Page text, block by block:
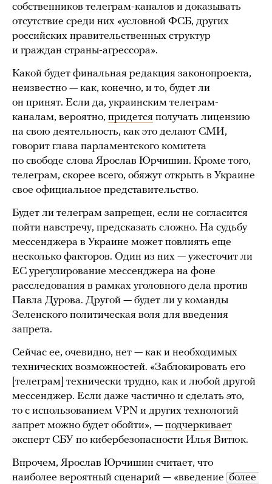
собственников телеграм-каналов и доказывать
отсутствие среди них «условной ФСБ, других
российских правительственных структур
и граждан страны-агрессора».
Какой будет финальная редакция законопроекта,
неизвестно — как, конечно, и то, будет ли
он принят. Если да, украинским телеграм-
каналам, вероятно, придется получать лицензию
на свою деятельность, как это делают СМИ,
говорит глава парламентского комитета
по свободе слова Ярослав Юрчишин. Кроме того,
телеграм, скорее всего, обяжут открыть в Украине
свое официальное представительство.
Будет ли телеграм запрещен, если не согласится
пойти навстречу, предсказать сложно. На судьбу
мессенджера в Украине может повлиять еще
несколько факторов. Один из них — ужесточит ли
ЕС урегулирование мессенджера на фоне
расследования в рамках уголовного дела против
Павла Дурова. Другой — будет ли у команды
Зеленского политическая воля для введения
запрета.
Сейчас ее, очевидно, нет — как и необходимых
технических возможностей. «Заблокировать его
[телеграм] технически трудно, как и любой другой
мессенджер. Если даже частично и сделать это,
то с использованием VPN и других технологий
запрет можно будет обойти», — подчеркивает
эксперт СБУ по кибербезопасности Илья Витюк.
Впрочем, Ярослав Юрчишин считает, что
наиболее вероятный сценарий — «введение более